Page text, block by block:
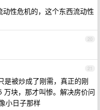
性危机的，这个东西流动性
20
21
是被炒成了刚需，真正的刚
万块，那才叫惨。解决房价问
小日子那样